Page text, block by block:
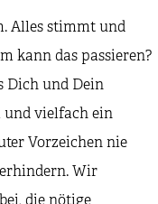
Alles stimmt und
kann das passieren?
Dich und Dein
und vielfach ein
Vorzeichen nie
Wir
die nötige